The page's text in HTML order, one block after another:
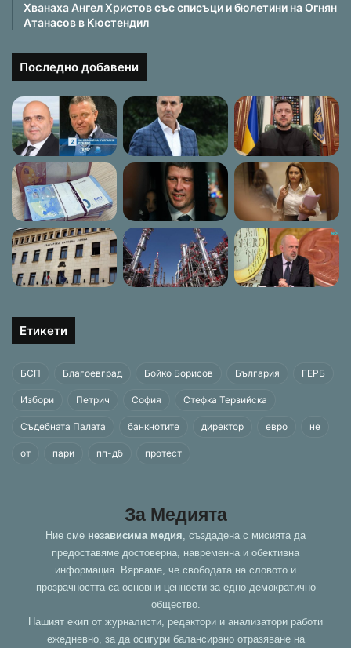
Хванаха Ангел Христов със списъци и бюлетини на Огнян
Атанасов в Кюстендил
Последно добавени
Етикети
БСП Благоевград Бойко Борисов България ГЕРБ
Избори Петрич София Стефка Терзийска
Съдебната Палата банкнотите директор евро не
от пари пп-дб протест
За Медията
Ние сме независима медия , създадена с мисията да
предоставяме достоверна, навременна и обективна
информация. Вярваме, че свободата на словото и
прозрачността са основни ценности за едно демократично
общество.
Нашият екип от журналисти, редактори и анализатори работи
ежедневно, за да осигури балансирано отразяване на